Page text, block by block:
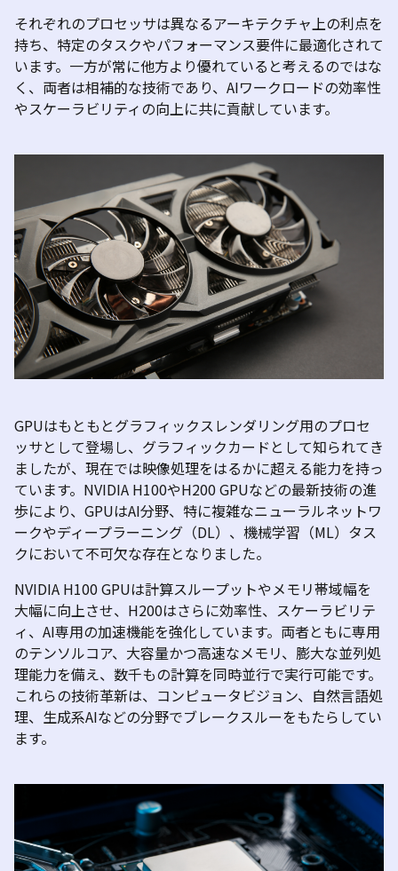
それぞれのプロセッサは異なるアーキテクチャ上の利点を
持ち、特定のタスクやパフォーマンス要件に最適化されて
います。一方が常に他方より優れていると考えるのではな
く、両者は相補的な技術であり、 AIワークロードの効率性
やスケーラビリティの向上に共に貢献しています。
GPUはもともとグラフィックスレンダリング用のプロセ
ッサとして登場し、グラフィックカードとして知られてき
ましたが、現在では映像処理をはるかに超える能力を持っ
ています。 NVIDIA H100やH200 GPUなどの最新技術の進
歩により、 GPUはAI分野、特に複雑なニューラルネットワ
ークやディープラーニング（DL）、機械学習（ML）タス
クにおいて不可欠な存在となりました。
NVIDIA H100 GPUは計算スループットやメモリ帯域幅を
大幅に向上させ、 H200はさらに効率性、スケーラビリテ
ィ、 AI専用の加速機能を強化しています。両者ともに専用
のテンソルコア、大容量かつ高速なメモリ、膨大な並列処
理能力を備え、数千もの計算を同時並行で実行可能です。
これらの技術革新は、コンピュータビジョン、自然言語処
理、生成系AIなどの分野でブレークスルーをもたらしてい
ます。